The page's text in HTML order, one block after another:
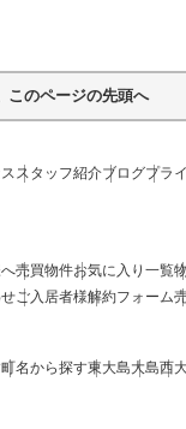
このページの先頭へ
スタッフ紹介ブログプラ
売買物件お気に入り一覧
ご入居者様解約フォーム
町名から探す東大島大島西